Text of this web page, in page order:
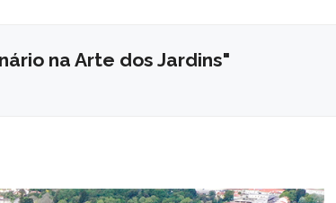
na Arte dos Jardins"